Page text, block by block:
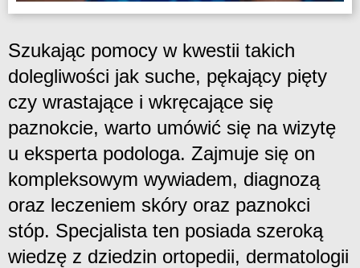
Szukając pomocy w kwestii takich
dolegliwości jak suche, pękający pięty
czy wrastające i wkręcające się
paznokcie, warto umówić się na wizytę
u eksperta podologa. Zajmuje się on
kompleksowym wywiadem, diagnozą
oraz leczeniem skóry oraz paznokci
stóp. Specjalista ten posiada szeroką
wiedzę z dziedzin ortopedii, dermatologii